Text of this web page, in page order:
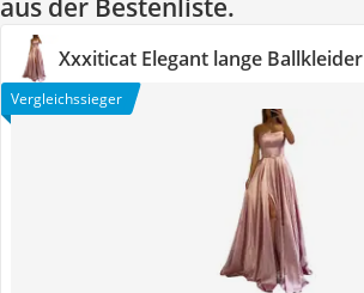
aus der Bestenliste.
Xxxiticat Elegant lange Ballkleider
Vergleichssieger